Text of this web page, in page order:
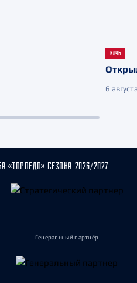
КЛУБ
6
«ТОРПЕДО» СЕЗОНА 2026/2027
Генеральный партнёр